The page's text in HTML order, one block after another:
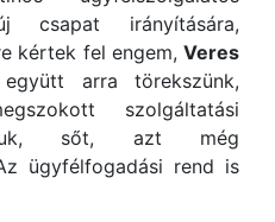
csapat irányítására,
kértek fel engem, Veres
arra törekszünk,
szolgáltatási
sőt, azt még
ügyfélfogadási rend is